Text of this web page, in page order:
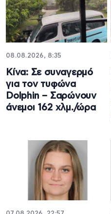
08.08.2026, 8:35
Κίνα: Σε συναγερμό
για τον τυφώνα
Dolphin – Σαρώνουν
άνεμοι 162 χλμ./ώρα